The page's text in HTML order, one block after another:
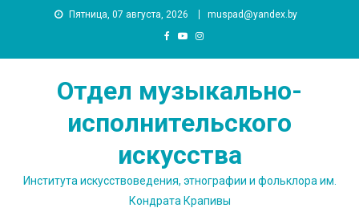
Пятница, 07 августа, 2026 muspad@yandex.by
Отдел музыкально-
исполнительского
искусства
Института искусствоведения, этнографии и фольклора им.
Кондрата Крапивы